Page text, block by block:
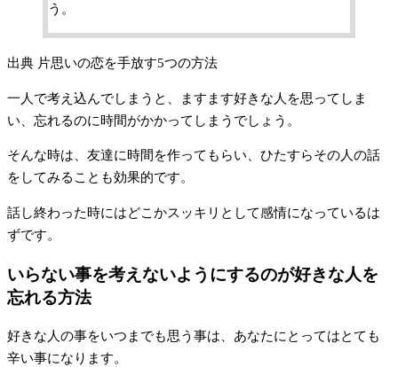
う。
出典 片思いの恋を手放す5つの方法
一人で考え込んでしまうと、ますます好きな人を思ってしま
い、忘れるのに時間がかかってしまうでしょう。
そんな時は、友達に時間を作ってもらい、ひたすらその人の話
をしてみることも効果的です。
話し終わった時にはどこかスッキリとして感情になっているは
ずです。
いらない事を考えないようにするのが好きな人を
忘れる方法
好きな人の事をいつまでも思う事は、あなたにとってはとても
辛い事になります。